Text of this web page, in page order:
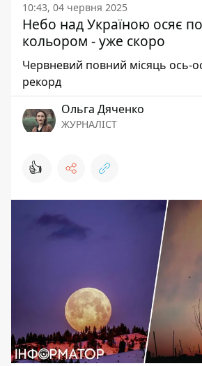
10:43, 04 червня 2025
Небо над Україною осяє
кольором - уже скоро
Червневий повний місяць ось-
рекорд
Ольга Дяченко
ЖУРНАЛІСТ
👍